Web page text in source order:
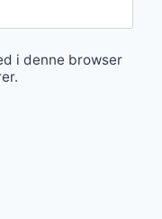
i denne browser